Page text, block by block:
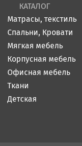
КАТАЛОГ
Матрасы, текстиль
Спальни, Кровати
Мягкая мебель
Корпусная мебель
Офисная мебель
Ткани
Детская